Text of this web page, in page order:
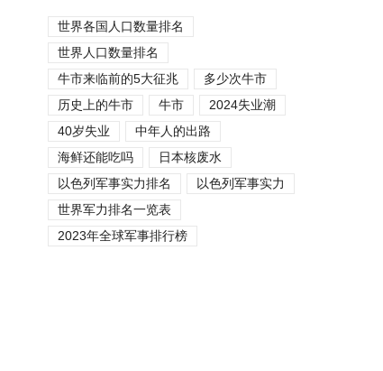
世界各国人口数量排名
世界人口数量排名
牛市来临前的5大征兆
多少次牛市
历史上的牛市
牛市
2024失业潮
40岁失业
中年人的出路
海鲜还能吃吗
日本核废水
以色列军事实力排名
以色列军事实力
世界军力排名一览表
2023年全球军事排行榜